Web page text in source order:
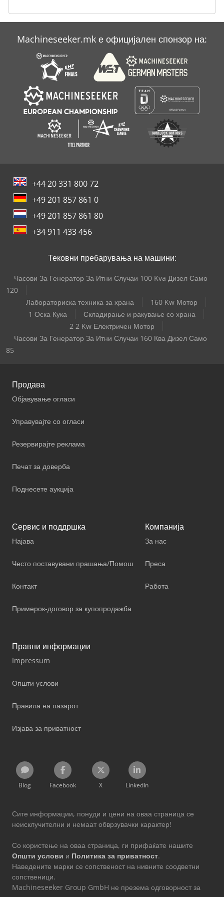
Линија
Спалтер
Црна Милер
Machineseeker.mk е официјален спонзор на:
+44 20 331 800 72
+49 201 857 861 0
+49 201 857 861 80
+34 911 433 456
Тековни пребарувања на машини:
Часови За Генератор За Итни Случаи 100 Kva Дизел Само
120
Лабораториска техника за храна
160 Kw Мотор
1 Оска Кука
Складирање и ракување со храна
2 2 Kw Електричен Мотор
Часови За Генератор За Итни Случаи 160 Ква Дизел Само
85
Продава
Објавување огласи
Управувајте со огласи
Резервирајте реклама
Печат за доверба
Поднесете аукција
Сервис и поддршка
Најава
Често поставувани прашања/Помош
Контакт
Примерок-договор за купопродажба
Компанија
За нас
Преса
Работа
Правни информации
Impressum
Општи услови
Правила на пазарот
Изјава за приватност
Blog Facebook X LinkedIn
Сите информации, понуди и цени на оваа страница се
неисклучителни и немаат обврзувачки карактер!
Со користење на оваа страница, ги прифаќате нашите
Општи услови и Политика за приватност.
Наведените марки се сопственост на нивните соодветни
сопственици.
Machineseeker Group GmbH не презема одговорност за